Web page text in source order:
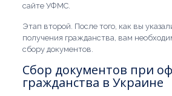
сайте УФМС.
Этап второй. После того, как вы
получения гражданства, вам
сбору документов.
Сбор документов при
гражданства в Украине